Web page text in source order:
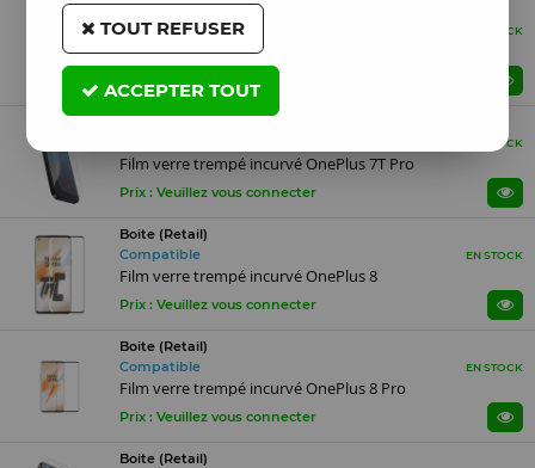
Boite (Retail)
Compatible
EN STOCK
Film verre trempé OnePlus NORD N10 5G
EN STOCK
Film verre trempé incurvé OnePlus 7T Pro
Prix : Veuillez vous connecter
Boite (Retail)
Compatible
EN STOCK
Film verre trempé incurvé OnePlus 8
Prix : Veuillez vous connecter
Boite (Retail)
Compatible
EN STOCK
Film verre trempé incurvé OnePlus 8 Pro
Prix : Veuillez vous connecter
Boite (Retail)
TOUT REFUSER
ACCEPTER TOUT